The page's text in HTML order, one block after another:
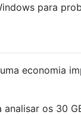
para
economia
os 30